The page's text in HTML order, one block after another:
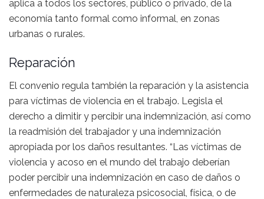
aplica a todos los sectores, público o privado, de la
economía tanto formal como informal, en zonas
urbanas o rurales.
Reparación
El convenio regula también la reparación y la asistencia
para víctimas de violencia en el trabajo. Legisla el
derecho a dimitir y percibir una indemnización, así como
la readmisión del trabajador y una indemnización
apropiada por los daños resultantes. “Las víctimas de
violencia y acoso en el mundo del trabajo deberían
poder percibir una indemnización en caso de daños o
enfermedades de naturaleza psicosocial, física, o de